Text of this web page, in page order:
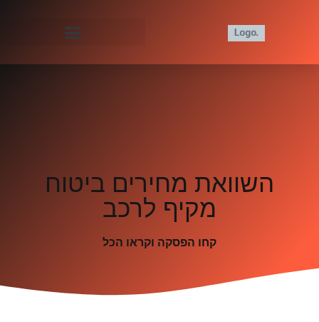
השוואת מחירים ביטוח
מקיף לרכב
קחו הפסקה וקראו הכל